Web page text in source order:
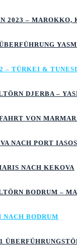
2023 –
– TÜRKEI &
DJERBA –
VON
NACH PORT
NACH KEKOVA
BODRUM –
NACH BODRUM